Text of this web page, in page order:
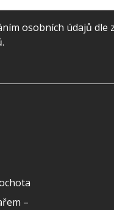
osobních údajů dle
–